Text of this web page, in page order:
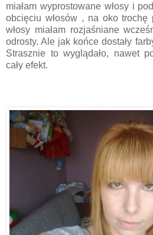
miałam wyprostowane włosy i
obcięciu włosów , na oko trochę
włosy miałam rozjaśniane
odrosty. Ale jak końce dostały
Strasznie to wyglądało, nawet
cały efekt.